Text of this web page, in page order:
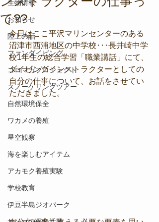
生物情報
お知らせ
陸上の話
ファンダイビング
コロマガプロジェクト
スノーケリングツアー
自然環境保全
ワカメの養殖
星空観察
海を楽しむアイテム
アカモク養殖実験
学校教育
伊豆半島ジオパーク
て??
今日はここ平沢マリンセンターのある
沼津市西浦地区の中学校･･･長井崎中学
校1年生の総合学習「職業講話」にて、
ダイビングインストラクターとしての
自分の仕事について、お話をさせてい
ただきました。